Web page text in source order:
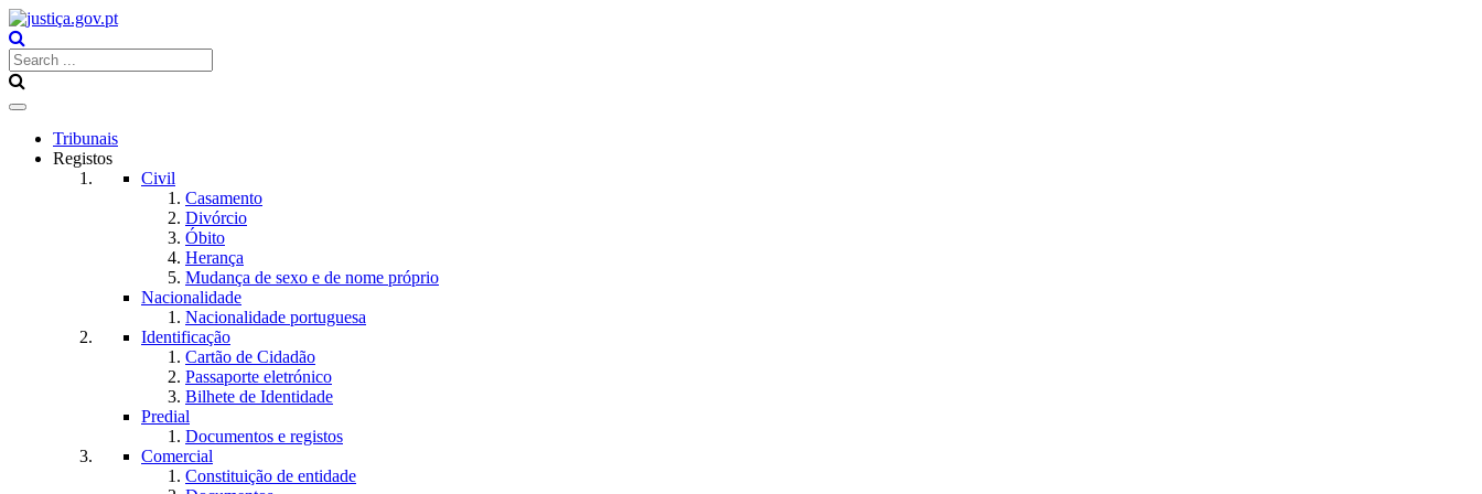
Toggle
navigationTribunais
Registos
Civil
Casamento
Divórcio
Óbito
Herança
Mudança de sexo e de nome próprio
Nacionalidade
Nacionalidade portuguesa
Identificação
Cartão de Cidadão
Passaporte eletrónico
Bilhete de Identidade
Predial
Documentos e registos
Comercial
Constituição de entidade